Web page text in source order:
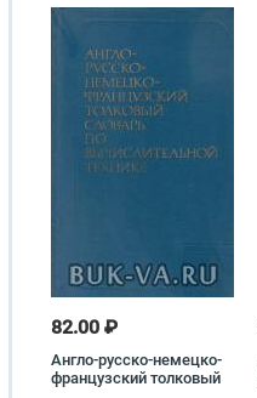
82.00 ₽
Англо-русско-немецко-
французский толковый